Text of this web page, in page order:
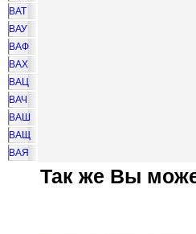
ВАТ
ВАУ
ВАФ
ВАХ
ВАЦ
ВАЧ
ВАШ
ВАЩ
ВАЯ
Так же Вы